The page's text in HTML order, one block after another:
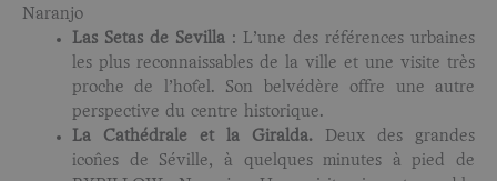
Naranjo
Las Setas de Sevilla : L’une des références urbaines
les plus reconnaissables de la ville et une visite très
proche de l’hôtel. Son belvédère offre une autre
perspective du centre historique.
La Cathédrale et la Giralda. Deux des grandes
icônes de Séville, à quelques minutes à pied de